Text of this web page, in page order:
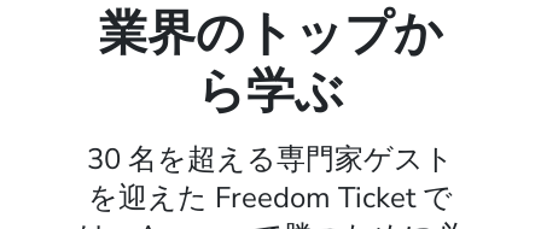
業界のトップか
ら学ぶ
30 名を超える専門家ゲスト
を迎えた Freedom Ticket で